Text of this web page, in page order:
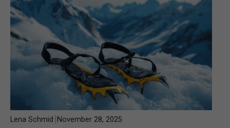
Lena Schmid November 28, 2025